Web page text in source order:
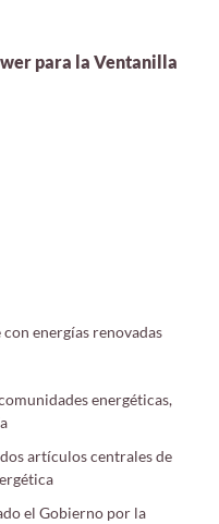
para la Ventanilla
energías renovadas
energéticas,
artículos centrales de
el Gobierno por la